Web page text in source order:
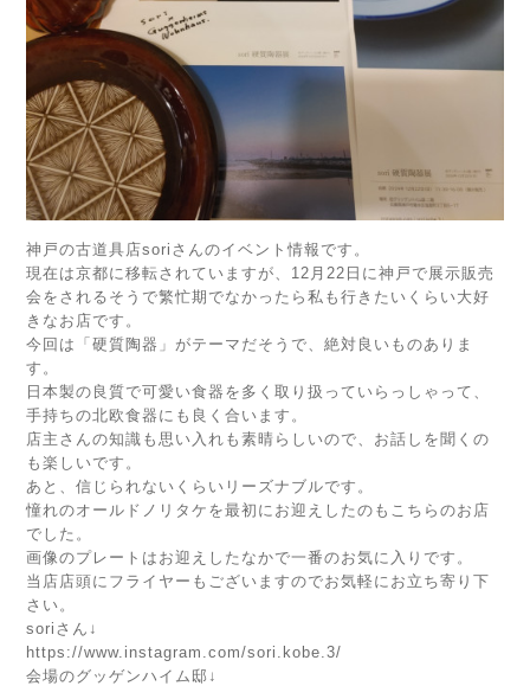
神戸の古道具店soriさんのイベント情報です。
現在は京都に移転されていますが、12月22日に神戸で展示販売
会をされるそうで繁忙期でなかったら私も行きたいくらい大好
きなお店です。
今回は「硬質陶器」がテーマだそうで、絶対良いものありま
す。
日本製の良質で可愛い食器を多く取り扱っていらっしゃって、
手持ちの北欧食器にも良く合います。
店主さんの知識も思い入れも素晴らしいので、お話しを聞くの
も楽しいです。
あと、信じられないくらいリーズナブルです。
憧れのオールドノリタケを最初にお迎えしたのもこちらのお店
でした。
画像のプレートはお迎えしたなかで一番のお気に入りです。
当店店頭にフライヤーもございますのでお気軽にお立ち寄り下
さい。
soriさん↓
https://www.instagram.com/sori.kobe.3/
会場のグッゲンハイム邸↓